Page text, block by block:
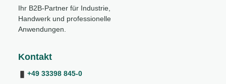
Ihr B2B-Partner für Industrie,
Handwerk und professionelle
Anwendungen.
Kontakt
+49 33398 845-0